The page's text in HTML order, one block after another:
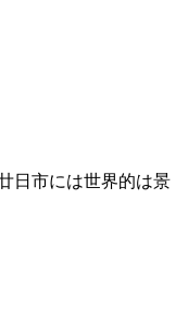
日市には世界的は景